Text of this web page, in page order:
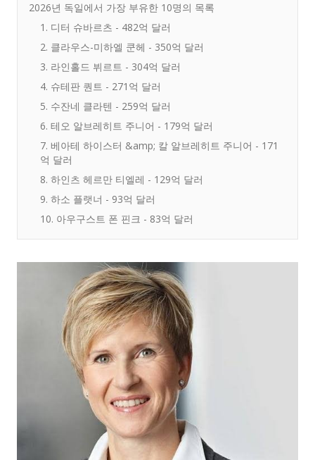
2026년 독일에서 가장 부유한 10명의 목록
1. 디터 슈바르츠 - 482억 달러
2. 클라우스-미하엘 쿤헤 - 350억 달러
3. 라인홀드 뷔르트 - 304억 달러
4. 슈테판 퀀트 - 271억 달러
5. 수잔네 클라텐 - 259억 달러
6. 테오 알브레히트 주니어 - 179억 달러
7. 베아테 하이스터 &amp; 칼 알브레히트 주니어 - 171
억 달러
8. 하인츠 헤르만 티엘레 - 129억 달러
9. 하소 플랫너 - 93억 달러
10. 아우구스트 폰 핀크 - 83억 달러